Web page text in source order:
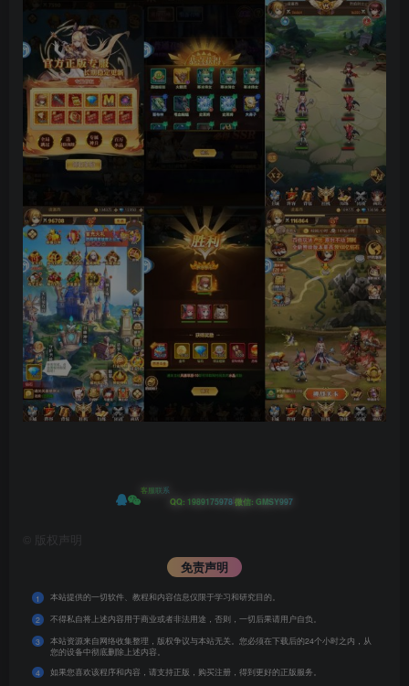
客服联系
QQ: 1989175978微信: GMSY997
版权声明
免责声明
1 本站提供的一切软件、教程和内容信息仅限于学习和研究目的。
2 不得私自将上述内容用于商业或者非法用途，否则，一切后果请用户自负。
3
本站资源来自网络收集整理，版权争议与本站无关。您必须在下载后的24个小时之内，从
您的设备中彻底删除上述内容。
4
如果您喜欢该程序和内容，请支持正版，购买注册，得到更好的正版服务。